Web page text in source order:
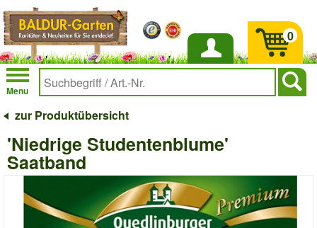
Anmelden
Menu
0
zur Produktübersicht
'Niedrige Studentenblume'
Saatband